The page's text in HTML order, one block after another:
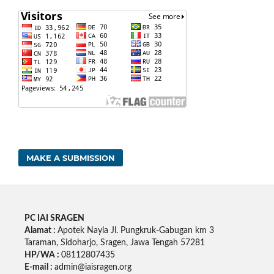
MAKE A SUBMISSION
PC IAI SRAGEN
Alamat : Apotek Nayla Jl. Pungkruk-Gabugan km 3
Taraman, Sidoharjo, Sragen, Jawa Tengah 57281
HP/WA : 08112807435
E-mail : admin@iaisragen.org